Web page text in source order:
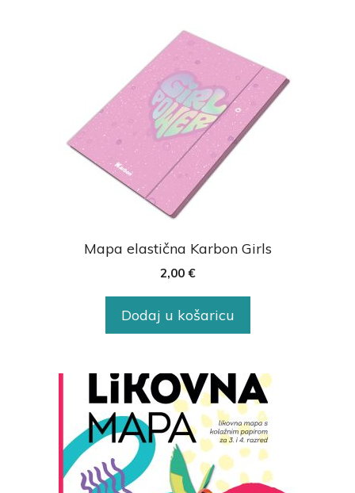
Mapa elastična Karbon Girls
2,00 €
Dodaj u košaricu